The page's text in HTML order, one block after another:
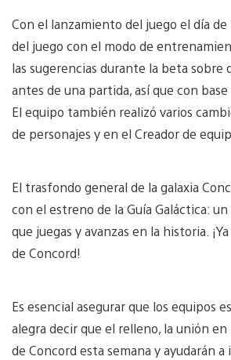
Con el lanzamiento del juego el día
del juego con el modo de
las sugerencias durante la beta sobre
antes de una partida, así que con
El equipo también realizó varios
de personajes y en el Creador de
El trasfondo general de la galaxia
con el estreno de la Guía Galáctica:
que juegas y avanzas en la historia.
de Concord!
Es esencial asegurar que los equipos
alegra decir que el relleno, la unión
de Concord esta semana y ayudarán